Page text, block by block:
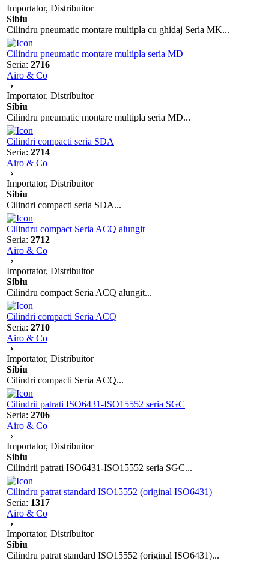
Importator, Distribuitor
Sibiu
Cilindru pneumatic montare multipla cu ghidaj Seria MK...
Cilindru pneumatic montare multipla seria MD
Seria: 2716
Airo & Co
Importator, Distribuitor
Sibiu
Cilindru pneumatic montare multipla seria MD...
Cilindri compacti seria SDA
Seria: 2714
Airo & Co
Importator, Distribuitor
Sibiu
Cilindri compacti seria SDA...
Cilindru compact Seria ACQ alungit
Seria: 2712
Airo & Co
Importator, Distribuitor
Sibiu
Cilindru compact Seria ACQ alungit...
Cilindri compacti Seria ACQ
Seria: 2710
Airo & Co
Importator, Distribuitor
Sibiu
Cilindri compacti Seria ACQ...
Cilindrii patrati ISO6431-ISO15552 seria SGC
Seria: 2706
Airo & Co
Importator, Distribuitor
Sibiu
Cilindrii patrati ISO6431-ISO15552 seria SGC...
Cilindru patrat standard ISO15552 (original ISO6431)
Seria: 1317
Airo & Co
Importator, Distribuitor
Sibiu
Cilindru patrat standard ISO15552 (original ISO6431)...